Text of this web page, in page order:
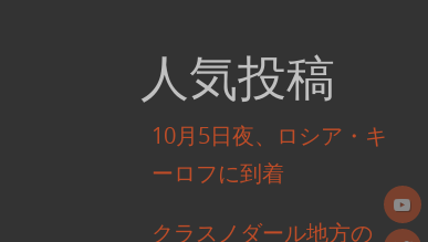
人気投稿
10月5日夜、ロシア・キ
ーロフに到着
クラスノダール地方の